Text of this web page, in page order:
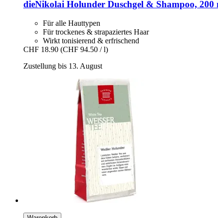
dieNikolai Holunder Duschgel & Shampoo, 200
Für alle Hauttypen
Für trockenes & strapaziertes Haar
Wirkt tonisierend & erfrischend
CHF 18.90 (CHF 94.50 / l)
Zustellung bis 13. August